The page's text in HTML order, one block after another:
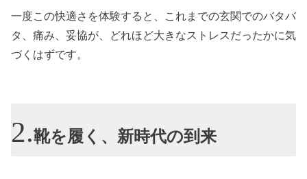
一度この快適さを体験すると、これまでの玄関でのバタバ
タ、痛み、妥協が、どれほど大きなストレスだったかに気
づくはずです。
靴を履く、新時代の到来